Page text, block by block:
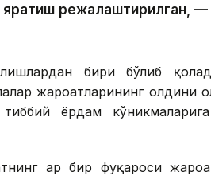
яратиш режалаштирилган,
бири бўлиб
жароҳатларининг олдини
ёрдам
ҳар бир фуқароси